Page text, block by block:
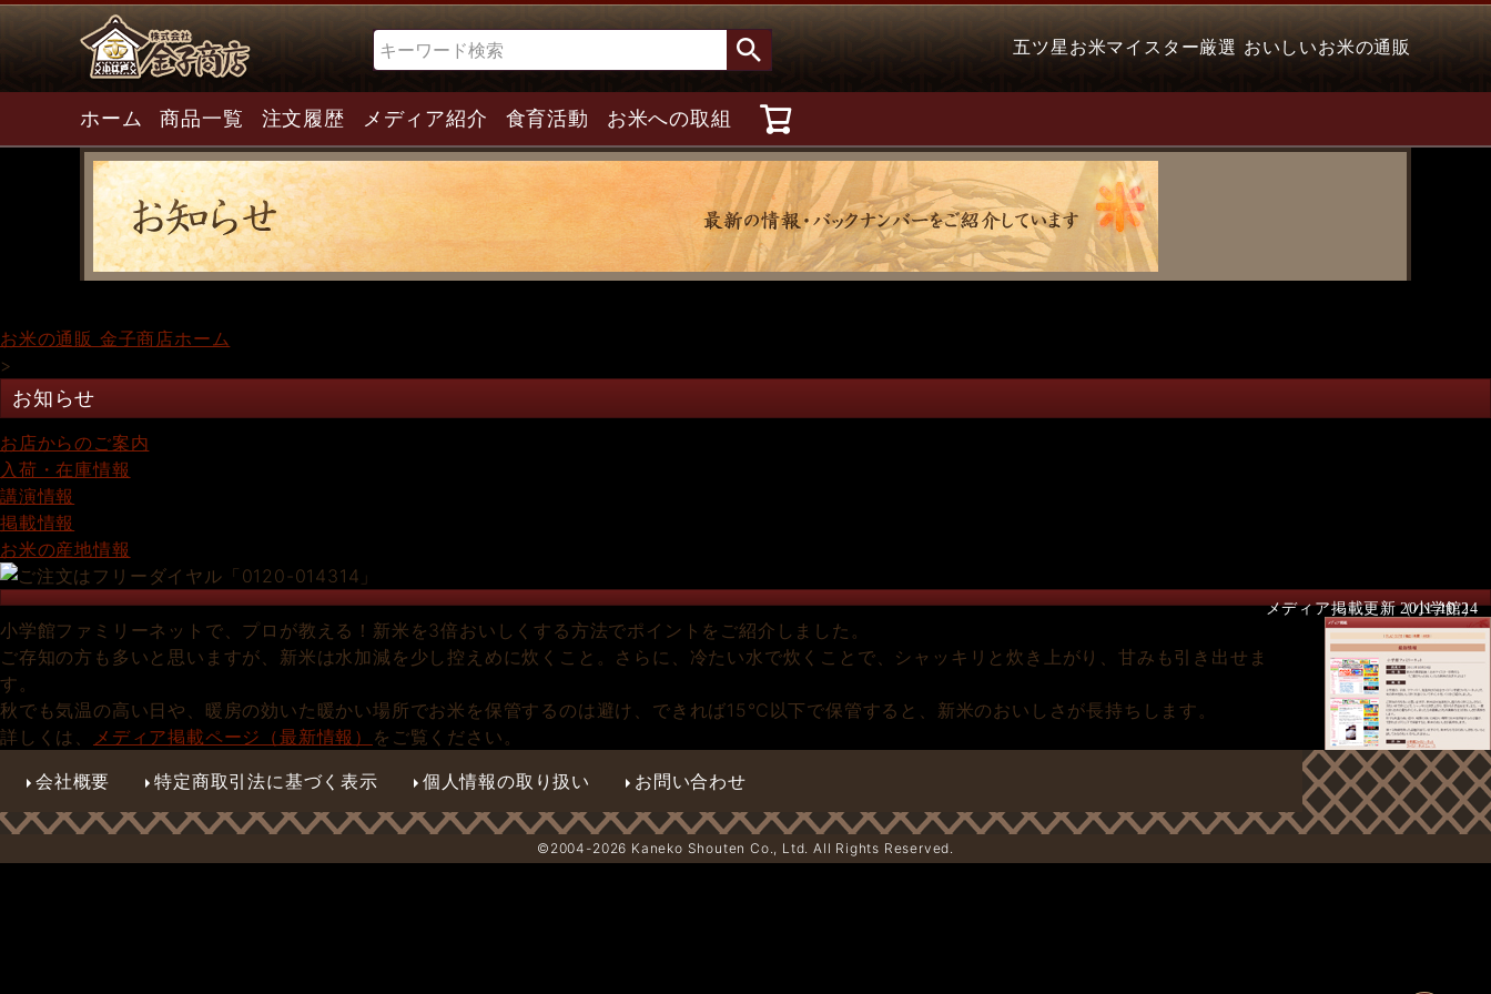
検索 五ツ星お米マイスター厳選 おいしいお米の通販
ホーム 商品一覧 注文履歴 メディア紹介 食育活動 お米への取組
お米の通販 金子商店ホーム
>
お知らせ
お店からのご案内
入荷・在庫情報
講演情報
掲載情報
お米の産地情報
メディア掲載更新（小学館）
2011.10.24
小学館ファミリーネットで、プロが教える！新米を3倍おいしくする方法でポイントをご紹介しました。
ご存知の方も多いと思いますが、新米は水加減を少し控えめに炊くこと。さらに、冷たい水で炊くことで、シャッキリと炊き上がり、甘みも引き出せま
す。
秋でも気温の高い日や、暖房の効いた暖かい場所でお米を保管するのは避け、できれば15℃以下で保管すると、新米のおいしさが長持ちします。
詳しくは、 メディア掲載ページ（最新情報） をご覧ください。
会社概要
特定商取引法に基づく表示 個人情報の取り扱い お問い合わせ
©2004-2026 Kaneko Shouten Co., Ltd. All Rights Reserved.